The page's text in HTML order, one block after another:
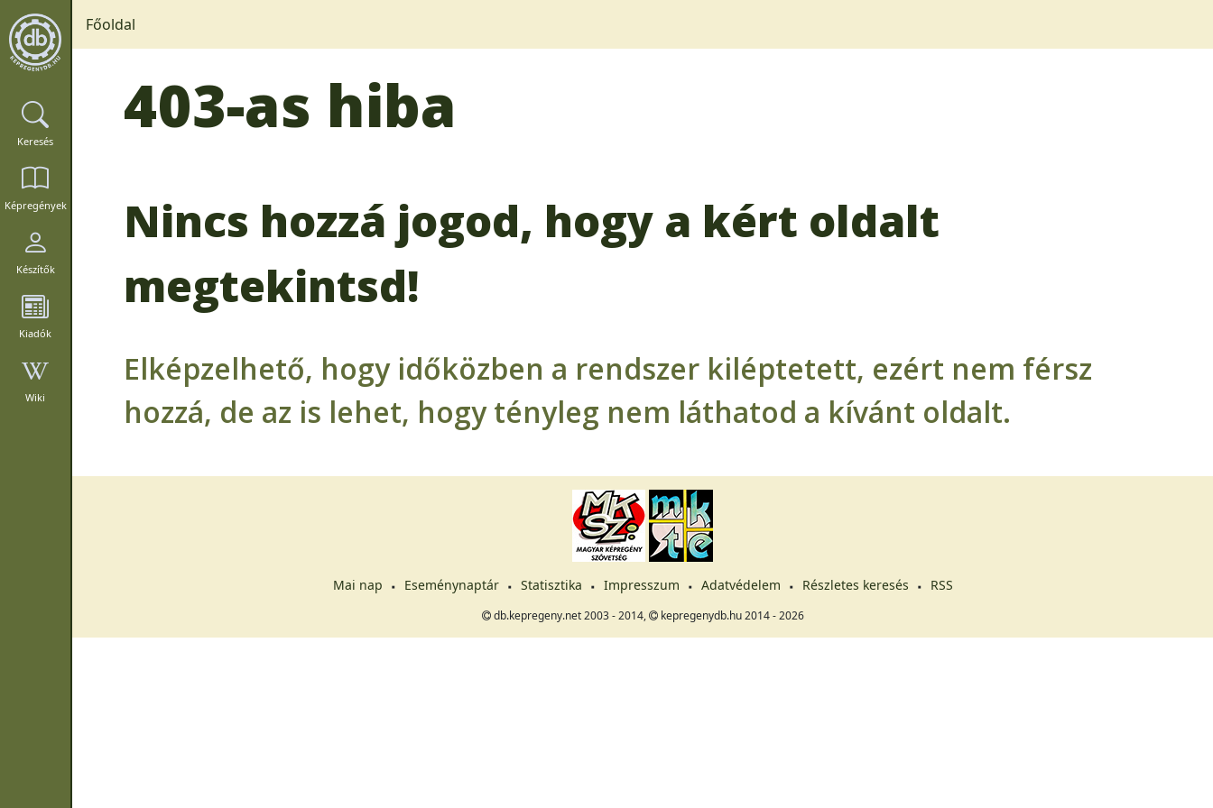
Keresés
Képregények
Készítők
Kiadók
Wiki
Főoldal
403-as hiba
Nincs hozzá jogod, hogy a kért oldalt
megtekintsd!
Elképzelhető, hogy időközben a rendszer kiléptetett, ezért nem férsz
hozzá, de az is lehet, hogy tényleg nem láthatod a kívánt oldalt.
Mai nap Eseménynaptár Statisztika Impresszum Adatvédelem Részletes keresés RSS
db.kepregeny.net 2003 - 2014, kepregenydb.hu 2014 - 2026